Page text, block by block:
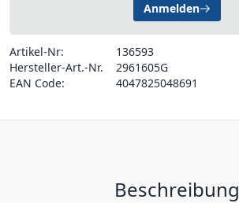
Anmelden
Artikel-Nr:
136593
Hersteller-Art.-Nr.
2961605G
EAN Code:
4047825048691
Beschreibung